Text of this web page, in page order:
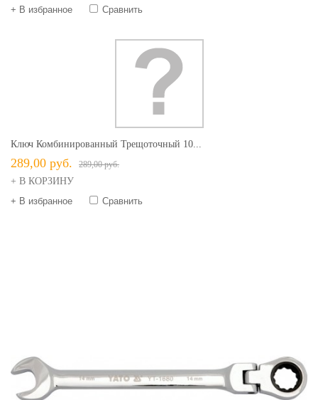
+ В избранное
Сравнить
Ключ Комбинированный Трещоточный 10...
289,00 руб. 289,00 руб.
+ В КОРЗИНУ
+ В избранное
Сравнить